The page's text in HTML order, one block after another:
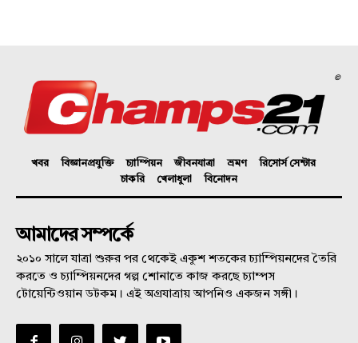
©
খবর বিজ্ঞানপ্রযুক্তি চ্যাম্পিয়ন জীবনযাত্রা ভ্রমণ
রিসোর্স সেন্টার
চাকরি
খেলাধুলা বিনোদন
আমাদের সম্পর্কে
২০১০ সালে যাত্রা শুরুর পর থেকেই একুশ শতকের চ্যাম্পিয়নদের তৈরি
করতে ও চ্যাম্পিয়নদের গল্প শোনাতে কাজ করছে চ্যাম্পস
টোয়েন্টিওয়ান ডটকম। এই অগ্রযাত্রায় আপনিও একজন সঙ্গী।